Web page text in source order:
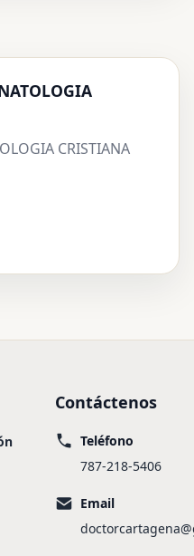
CRISTIANA
Contáctenos
Teléfono
787-218-5406
Email